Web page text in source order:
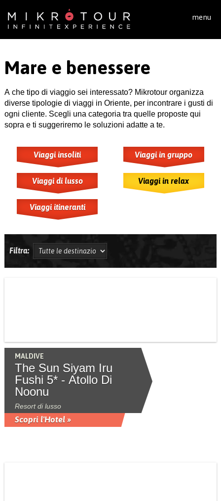
menu
Mare e benessere
A che tipo di viaggio sei interessato? Mikrotour organizza
diverse tipologie di viaggi in Oriente, per incontrare i gusti di
ogni cliente. Scegli una categoria tra quelle proposte qui
sopra e ti suggeriremo le soluzioni adatte a te.
Viaggi insoliti Viaggi in gruppo
Viaggi di lusso Viaggi in relax
Viaggi itineranti
Filtra:
MALDIVE
The Sun Siyam Iru
Fushi 5* - Atollo Di
Noonu
Resort di lusso
Scopri l'Hotel »